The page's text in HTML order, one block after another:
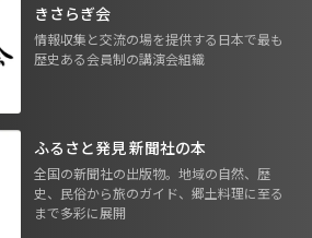
きさらぎ会
情報収集と交流の場を提供する日本で最も
歴史ある会員制の講演会組織
ふるさと発見 新聞社の本
全国の新聞社の出版物。地域の自然、歴
史、民俗から旅のガイド、郷土料理に至る
まで多彩に展開